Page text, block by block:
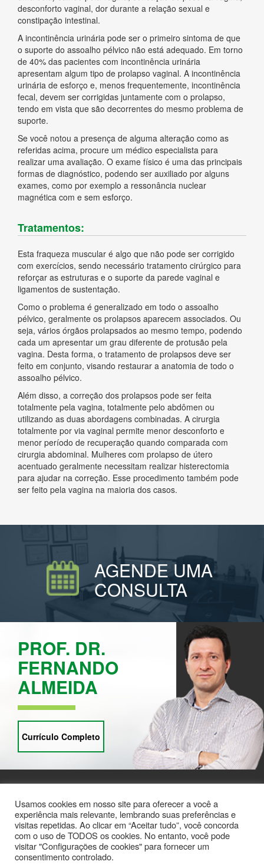
desconforto vaginal, dor durante a relação sexual e
constipação intestinal.
A incontinência urinária pode ser o primeiro sintoma de que
o suporte do assoalho pélvico não está adequado. Em torno
de 40% das pacientes com incontinência urinária
apresentam algum tipo de prolapso vaginal. A incontinência
urinária de esforço e, menos frequentemente, incontinência
fecal, devem ser corrigidas juntamente com o prolapso,
tendo em vista que são decorrentes do mesmo problema de
suporte.
Se você notou a presença de alguma alteração como as
referidas acima, procure um médico especialista para
realizar uma avaliação. O exame físico é uma das principais
formas de diagnóstico, podendo ser auxiliado por alguns
exames, como por exemplo a ressonância nuclear
magnética com e sem esforço.
Tratamentos:
Esta fraqueza muscular é algo que não pode ser corrigido
com exercícios, sendo necessário tratamento cirúrgico para
reforçar as estruturas e o suporte da parede vaginal e
ligamentos de sustentação.
Como o problema é generalizado em todo o assoalho
pélvico, geralmente os prolapsos aparecem associados. Ou
seja, vários órgãos prolapsados ao mesmo tempo, podendo
cada um apresentar um grau diferente de protusão pela
vagina. Desta forma, o tratamento de prolapsos deve ser
feito em conjunto, visando restaurar a anatomia de todo o
assoalho pélvico.
Além disso, a correção dos prolapsos pode ser feita
totalmente pela vagina, totalmente pelo abdômen ou
utilizando as duas abordagens combinadas. A cirurgia
totalmente por via vaginal permite menor desconforto e
menor período de recuperação quando comparada com
cirurgia abdominal. Mulheres com prolapso de útero
acentuado geralmente necessitam realizar histerectomia
para ajudar na correção. Esse procedimento também pode
ser feito pela vagina na maioria dos casos.
AGENDE UMA
CONSULTA
PROF. DR.
FERNANDO
ALMEIDA
Currículo Completo
Todos os direitos Reservados - 2018
Usamos cookies em nosso site para oferecer a você a
experiência mais relevante, lembrando suas preferências e
visitas repetidas. Ao clicar em “Aceitar tudo”, você concorda
com o uso de TODOS os cookies. No entanto, você pode
visitar "Configurações de cookies" para fornecer um
consentimento controlado.